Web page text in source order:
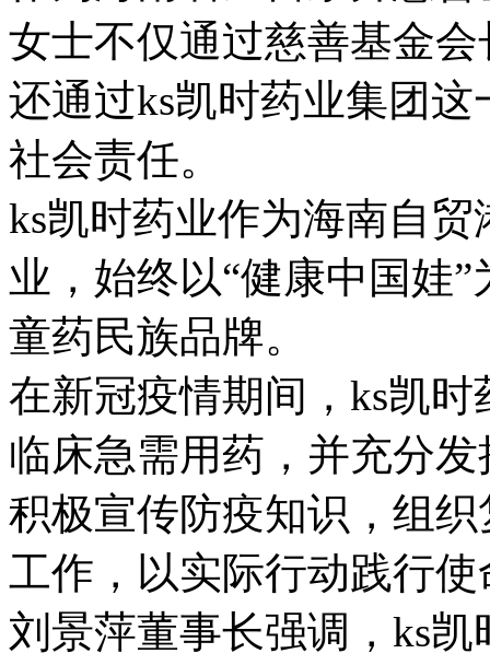
女士不仅通过慈善基金
还通过ks凯时药业集团
社会责任。
ks凯时药业作为海南自
业，始终以“健康中国娃
童药民族品牌。
在新冠疫情期间，ks凯
临床急需用药，并充分
积极宣传防疫知识，组
工作，以实际行动践行
刘景萍董事长强调，ks